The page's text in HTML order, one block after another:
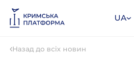
UA
Назад до всіх новин